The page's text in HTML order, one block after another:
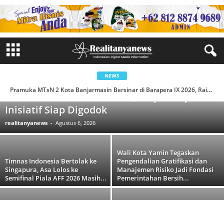
NEWS
Pramuka MTsN 2 Kota Banjarmasin Bersinar di Barapera IX 2026, Raih 10 Penghargaan
Pemkot dan DPRD Banjarmasin Bahas
Perubahan KUA-PPAS 2026, Empat Raperda
Inisiatif Siap Digodok
realitanyanews - Agustus 6, 2026
Timnas Indonesia Bertolak ke
Singapura, Asa Lolos ke
Semifinal Piala AFF 2026 Masih...
Wali Kota Yamin Tegaskan
Pengendalian Gratifikasi dan
Manajemen Risiko Jadi Fondasi
Pemerintahan Bersih...